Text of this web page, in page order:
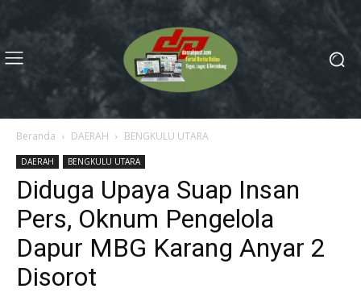
Beranda DAERAH BENGKULU UTARA
DAERAH BENGKULU UTARA
Diduga Upaya Suap Insan
Pers, Oknum Pengelola
Dapur MBG Karang Anyar 2
Disorot